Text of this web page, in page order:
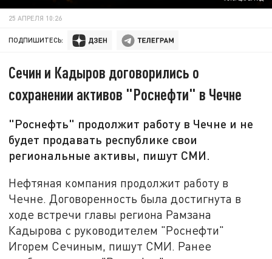
25 АПРЕЛЯ 10:26
ПОДПИШИТЕСЬ:
Сечин и Кадыров договорились о
сохранении активов "Роснефти" в Чечне
"Роснефть" продолжит работу в Чечне и не
будет продавать республике свои
региональные активы, пишут СМИ.
Нефтяная компания продолжит работу в
Чечне. Договоренность была достигнута в
ходе встречи главы региона Рамзана
Кадырова с руководителем "Роснефти"
Игорем Сечиным, пишут СМИ. Ранее